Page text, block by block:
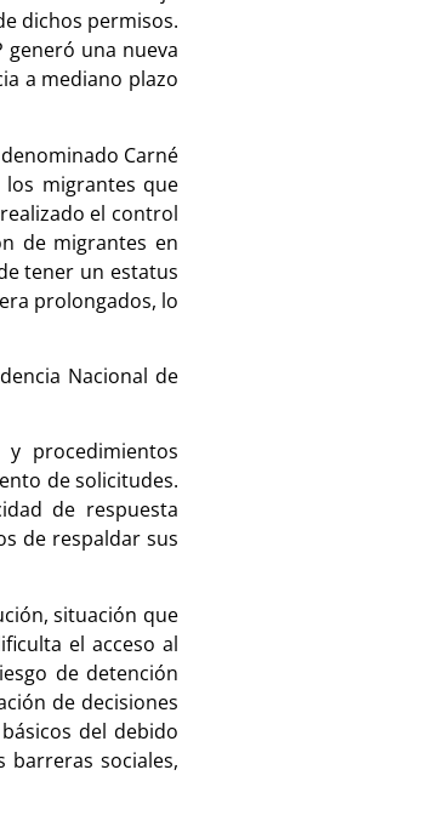
dichos permisos.
generó una nueva
a mediano plazo
Carné
los migrantes que
el control
de migrantes en
tener un estatus
prolongados, lo
Nacional de
procedimientos
de solicitudes.
de respuesta
de respaldar sus
situación que
el acceso al
de detención
de decisiones
del debido
sociales,